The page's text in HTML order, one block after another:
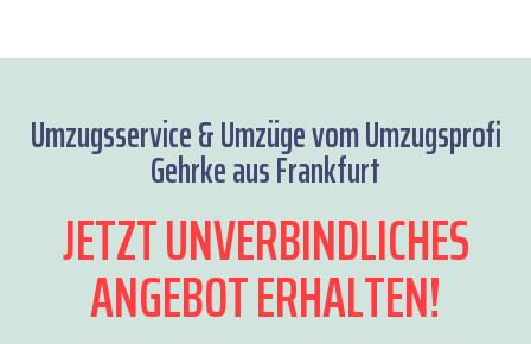
Umzugsservice & Umzüge vom Umzugsprofi
Gehrke aus Frankfurt
JETZT UNVERBINDLICHES
ANGEBOT ERHALTEN!